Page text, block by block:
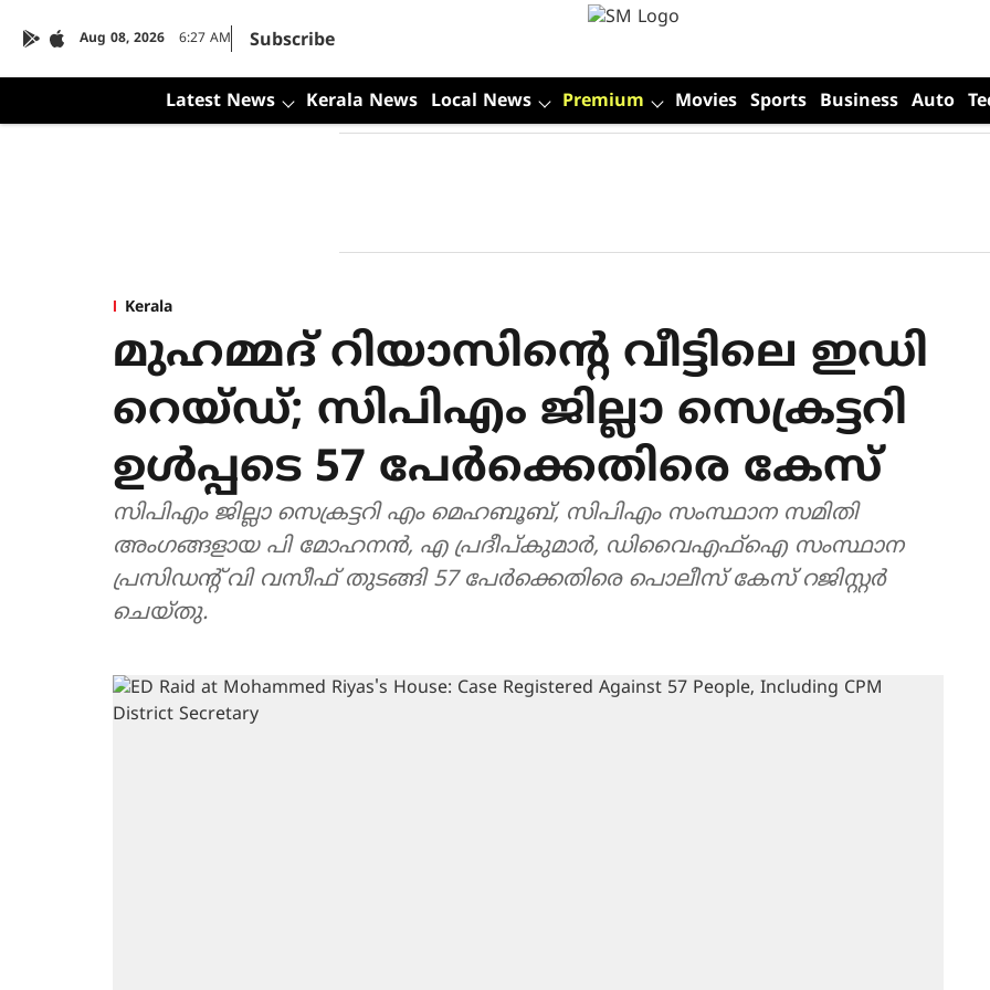
Aug 08, 2026 6:27 AM Subscribe
Latest News Kerala News Local News Premium Movies Sports Business Auto
Kerala
മുഹമ്മദ് റിയാസിന്റെ വീട്ടിലെ ഇഡി
റെയ്ഡ്; സിപിഎം ജില്ലാ സെക്രട്ടറി
ഉള്‍പ്പടെ 57 പേര്‍ക്കെതിരെ കേസ്
സിപിഎം ജില്ലാ സെക്രട്ടറി എം മെഹബൂബ്, സിപിഎം സംസ്ഥാന സമിതി
അംഗങ്ങളായ പി മോഹനന്‍, എ പ്രദീപ്കുമാര്‍, ഡിവൈഎഫ്‌ഐ സംസ്ഥാന
പ്രസിഡന്റ് വി വസീഫ് തുടങ്ങി 57 പേര്‍ക്കെതിരെ പൊലീസ് കേസ് റജിസ്റ്റര്‍
ചെയ്തു.